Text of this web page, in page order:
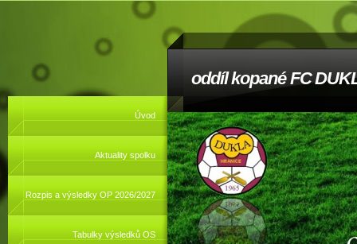
oddíl kopané FC
Úvod
Aktuality spolku
Rozpis a výsledky OP 2026/2027
Tabulky výsledků OS